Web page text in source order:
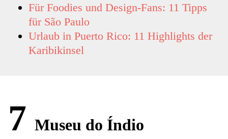
Für Foodies und Design-Fans: 11 Tipps
für São Paulo
Urlaub in Puerto Rico: 11 Highlights der
Karibikinsel
7 Museu do Índio